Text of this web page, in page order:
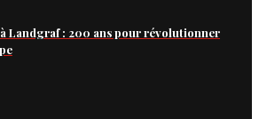
Landgraf : 200 ans pour révolutionner